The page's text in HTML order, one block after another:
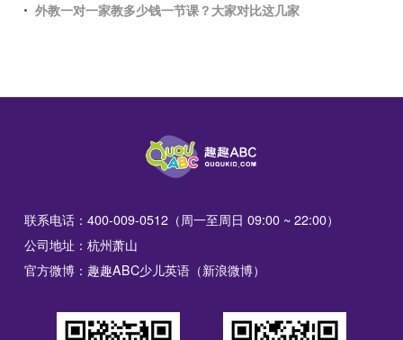
外教一对一家教多少钱一节课？大家对比这几家
联系电话：400-009-0512（周一至周日 09:00 ~ 22:00）
公司地址：杭州萧山
官方微博：趣趣ABC少儿英语（新浪微博）